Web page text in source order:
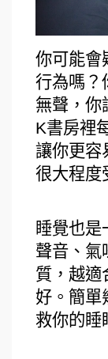
你可能會
行為嗎？
無聲，你
K書房裡
讓你更容
很大程度
睡覺也是
聲音、氣
質，越適
好。簡單
救你的睡